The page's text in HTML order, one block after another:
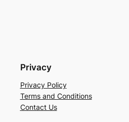
Privacy
Privacy Policy
Terms and Conditions
Contact Us